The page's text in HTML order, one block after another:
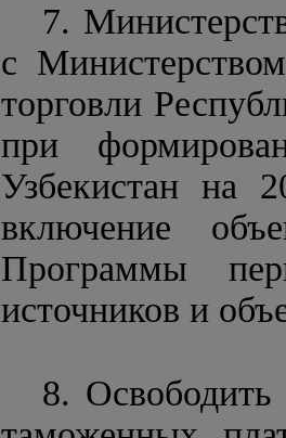
7.
с
торговли
при
Узбекистан на
включение
Программы
источников и
8.